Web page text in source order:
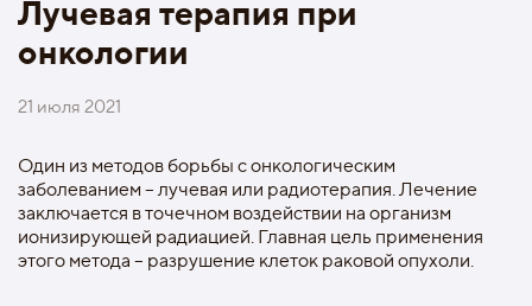
Лучевая терапия при
онкологии
21 июля 2021
Один из методов борьбы с онкологическим
заболеванием – лучевая или радиотерапия. Лечение
заключается в точечном воздействии на организм
ионизирующей радиацией. Главная цель применения
этого метода – разрушение клеток раковой опухоли.